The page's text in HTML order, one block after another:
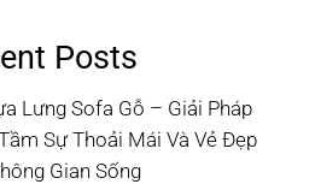
Posts
Lưng Sofa Gỗ – Giải Pháp
Sự Thoải Mái Và Vẻ Đẹp
Gian Sống